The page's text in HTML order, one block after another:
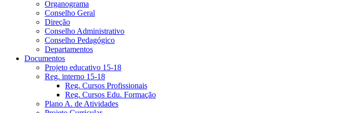
Organograma
Conselho Geral
Direção
Conselho Administrativo
Conselho Pedagógico
Departamentos
Documentos
Projeto educativo 15-18
Reg. interno 15-18
Reg. Cursos Profissionais
Reg. Cursos Edu. Formação
Plano A. de Atividades